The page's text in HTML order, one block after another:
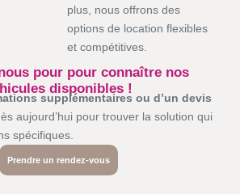
plus, nous offrons des
options de location flexibles
et compétitives.
pour pour connaître nos
disponibles !
supplémentaires ou d’un devis
aujourd’hui pour trouver la solution qui
spécifiques.
Prendre un rendez-vous